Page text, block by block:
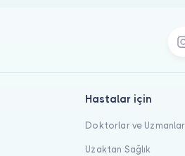
Hastalar için
Doktorlar ve Uzmanlar
Uzaktan Sağlık